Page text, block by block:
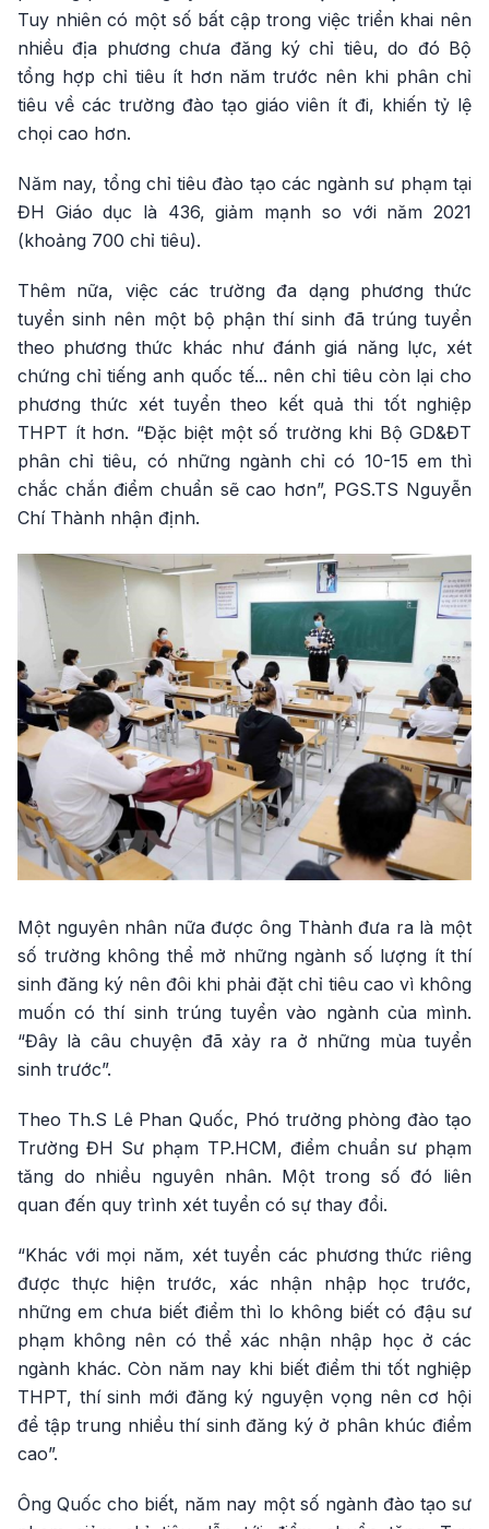
Tuy nhiên có một số bất cập trong việc triển khai nên
nhiều địa phương chưa đăng ký chỉ tiêu, do đó Bộ
tổng hợp chỉ tiêu ít hơn năm trước nên khi phân chỉ
tiêu về các trường đào tạo giáo viên ít đi, khiến tỷ lệ
chọi cao hơn.
Năm nay, tổng chỉ tiêu đào tạo các ngành sư phạm tại
ĐH Giáo dục là 436, giảm mạnh so với năm 2021
(khoảng 700 chỉ tiêu).
Thêm nữa, việc các trường đa dạng phương thức
tuyển sinh nên một bộ phận thí sinh đã trúng tuyển
theo phương thức khác như đánh giá năng lực, xét
chứng chỉ tiếng anh quốc tế... nên chỉ tiêu còn lại cho
phương thức xét tuyển theo kết quả thi tốt nghiệp
THPT ít hơn. “Đặc biệt một số trường khi Bộ GD&ĐT
phân chỉ tiêu, có những ngành chỉ có 10-15 em thì
chắc chắn điểm chuẩn sẽ cao hơn”, PGS.TS Nguyễn
Chí Thành nhận định.
Một nguyên nhân nữa được ông Thành đưa ra là một
số trường không thể mở những ngành số lượng ít thí
sinh đăng ký nên đôi khi phải đặt chỉ tiêu cao vì không
muốn có thí sinh trúng tuyển vào ngành của mình.
“Đây là câu chuyện đã xảy ra ở những mùa tuyển
sinh trước”.
Theo Th.S Lê Phan Quốc, Phó trưởng phòng đào tạo
Trường ĐH Sư phạm TP.HCM, điểm chuẩn sư phạm
tăng do nhiều nguyên nhân. Một trong số đó liên
quan đến quy trình xét tuyển có sự thay đổi.
“Khác với mọi năm, xét tuyển các phương thức riêng
được thực hiện trước, xác nhận nhập học trước,
những em chưa biết điểm thì lo không biết có đậu sư
phạm không nên có thể xác nhận nhập học ở các
ngành khác. Còn năm nay khi biết điểm thi tốt nghiệp
THPT, thí sinh mới đăng ký nguyện vọng nên cơ hội
để tập trung nhiều thí sinh đăng ký ở phân khúc điểm
cao”.
Ông Quốc cho biết, năm nay một số ngành đào tạo sư